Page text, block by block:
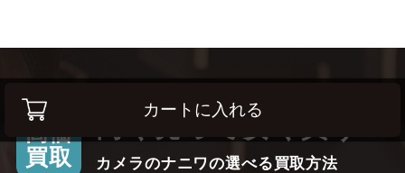
カートに入れる
高価
買取
高く売って安く買う！
カメラのナニワの選べる買取方法